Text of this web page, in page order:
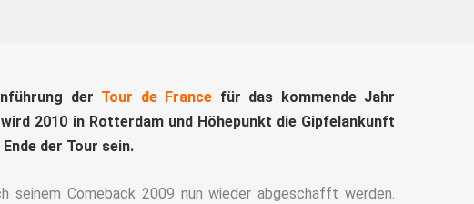
der Tour de France für das kommende Jahr
2010 in Rotterdam und Höhepunkt die Gipfelankunft
der Tour sein.
seinem Comeback 2009 nun wieder abgeschafft werden.